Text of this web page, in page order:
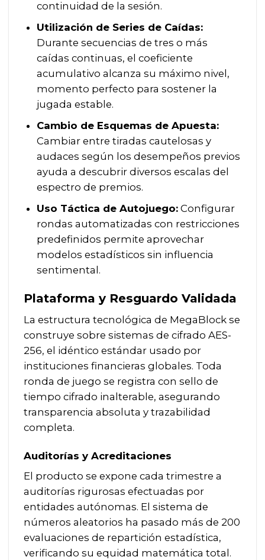
continuidad de la sesión.
Utilización de Series de Caídas:
Durante secuencias de tres o más
caídas continuas, el coeficiente
acumulativo alcanza su máximo nivel,
momento perfecto para sostener la
jugada estable.
Cambio de Esquemas de Apuesta:
Cambiar entre tiradas cautelosas y
audaces según los desempeños previos
ayuda a descubrir diversos escalas del
espectro de premios.
Uso Táctica de Autojuego: Configurar
rondas automatizadas con restricciones
predefinidos permite aprovechar
modelos estadísticos sin influencia
sentimental.
Plataforma y Resguardo Validada
La estructura tecnológica de MegaBlock se
construye sobre sistemas de cifrado AES-
256, el idéntico estándar usado por
instituciones financieras globales. Toda
ronda de juego se registra con sello de
tiempo cifrado inalterable, asegurando
transparencia absoluta y trazabilidad
completa.
Auditorías y Acreditaciones
El producto se expone cada trimestre a
auditorías rigurosas efectuadas por
entidades autónomas. El sistema de
números aleatorios ha pasado más de 200
evaluaciones de repartición estadística,
verificando su equidad matemática total.